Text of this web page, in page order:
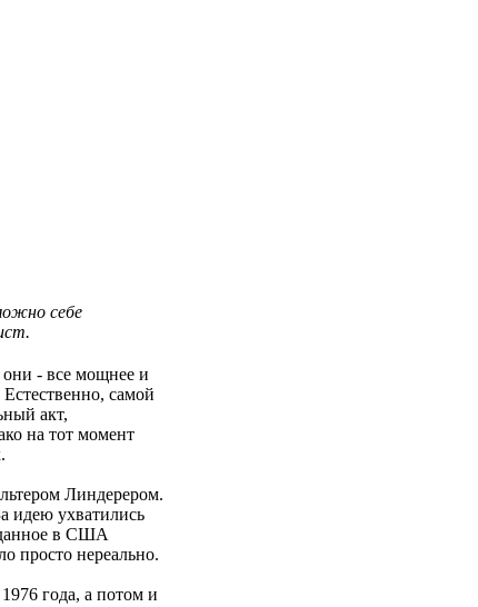
себе
они - все мощнее и
самой
акт,
на тот момент
Линдерером.
идею ухватились
в США
просто нереально.
года, а потом и